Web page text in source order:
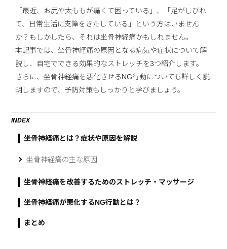
「最近、お尻や太ももが痛くて困っている」、「足がしびれ
て、日常生活に支障をきたしている」という方はいません
か？もしかしたら、それは坐骨神経痛かもしれません。
本記事では、坐骨神経痛の原因となる病気や症状について解
説し、自宅でできる効果的なストレッチを3つ紹介します。
さらに、坐骨神経痛を悪化させるNG行動についても詳しく説
明しますので、予防対策もしっかりと学びましょう。
INDEX
坐骨神経痛とは？症状や原因を解説
坐骨神経痛の主な原因
坐骨神経痛を改善するためのストレッチ・マッサージ
坐骨神経痛が悪化するNG行動とは？
まとめ